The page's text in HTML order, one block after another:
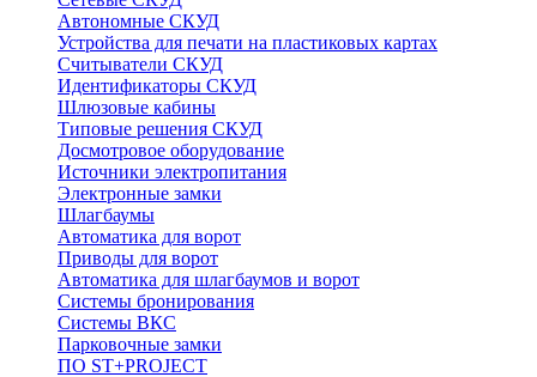
Автономные СКУД
Устройства для печати на пластиковых картах
Считыватели СКУД
Идентификаторы СКУД
Шлюзовые кабины
Типовые решения СКУД
Досмотровое оборудование
Источники электропитания
Электронные замки
Шлагбаумы
Автоматика для ворот
Приводы для ворот
Автоматика для шлагбаумов и ворот
Системы бронирования
Системы ВКС
Парковочные замки
ПО ST+PROJECT